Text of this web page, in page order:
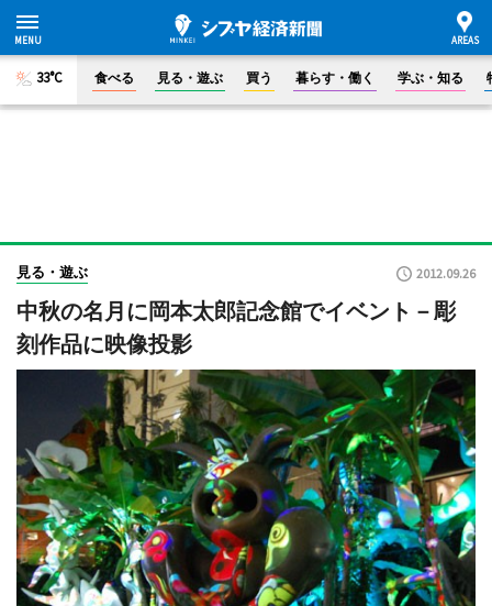
33°C 食べる 見る・遊ぶ 買う 暮らす・働く 学ぶ・知る
見る・遊ぶ 2012.09.26
中秋の名月に岡本太郎記念館でイベント－彫
刻作品に映像投影